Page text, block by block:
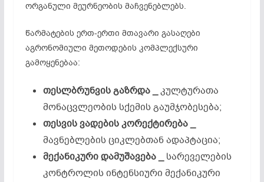
ორგანული მეურნეობის მაჩვენებლებს.
წარმატების ერთ-ერთი მთავარი გასაღები
აგრონომიული მეთოდების კომპლექსური
გამოყენებაა:
თესლბრუნვისგაზრდა_
კულტურათა
მონაცვლეობის სქემის გაუმჯობესება;
თესვისვადებისკორექტირება_
მავნებლების ციკლებთან ადაპტაცია;
მექანიკურიდამუშავება_
სარეველების
კონტროლის ინტენსიური მექანიკური